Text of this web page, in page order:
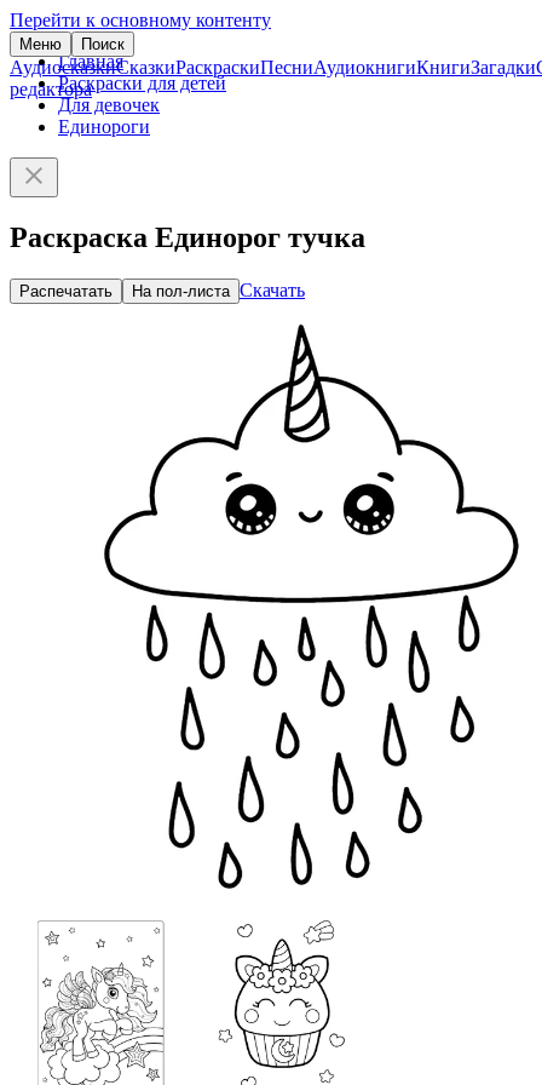
Перейти к основному контенту
Меню Поиск
АудиосказкиСказкиРаскраскиПесниАудиокнигиКнигиЗагадки
редактора
Главная
Раскраски для детей
Для девочек
Единороги
Раскраска Единорог тучка
Распечатать На пол-листа Скачать